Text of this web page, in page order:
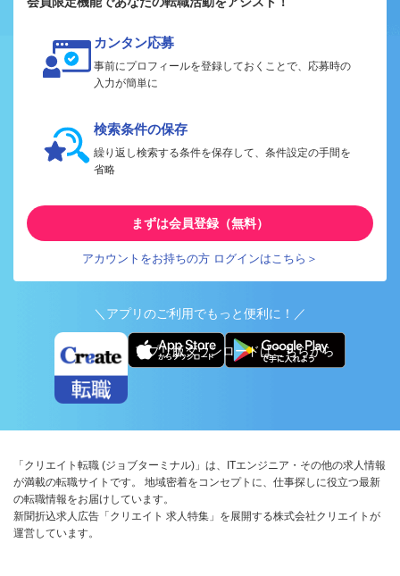
カンタン応募
事前にプロフィールを登録しておくことで、応募時の
入力が簡単に
検索条件の保存
繰り返し検索する条件を保存して、条件設定の手間を
省略
まずは会員登録（無料）
アカウントをお持ちの方 ログインはこちら＞
＼アプリのご利用でもっと便利に！／
アプリ版ダウンロードはこちらから
「クリエイト転職 (ジョブターミナル)」は、ITエンジニア・その他の求人情報
が満載の転職サイトです。 地域密着をコンセプトに、仕事探しに役立つ最新
の転職情報をお届けしています。
新聞折込求人広告「クリエイト 求人特集」を展開する株式会社クリエイトが
運営しています。